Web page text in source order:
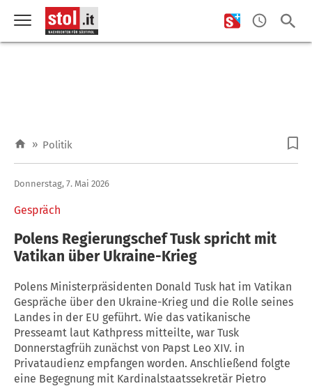
» Politik
Gespräch
Donnerstag, 7. Mai 2026
Polens Regierungschef Tusk spricht mit
Vatikan über Ukraine-Krieg
Polens Ministerpräsidenten Donald Tusk hat im Vatikan
Gespräche über den Ukraine-Krieg und die Rolle seines
Landes in der EU geführt. Wie das vatikanische
Presseamt laut Kathpress mitteilte, war Tusk
Donnerstagfrüh zunächst von Papst Leo XIV. in
Privataudienz empfangen worden. Anschließend folgte
eine Begegnung mit Kardinalstaatssekretär Pietro